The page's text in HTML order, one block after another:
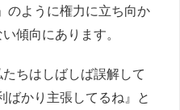
のように権力に立ち向か
傾向にあります。
ちはしばしば誤解して
ばかり主張してるね』と